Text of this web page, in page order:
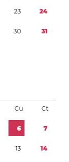
23 24
30 31
Cu Ct
6 7
13 14